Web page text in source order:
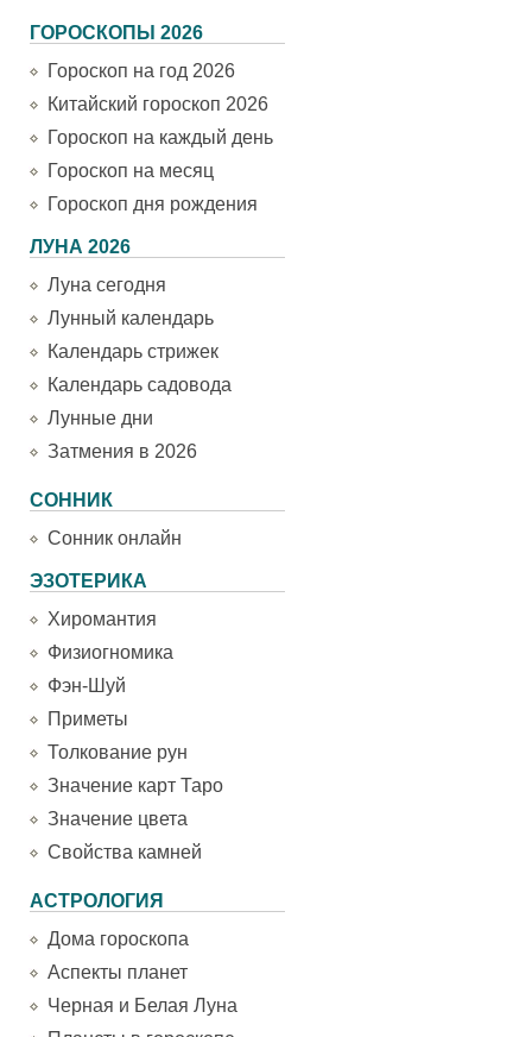
ГОРОСКОПЫ 2026
Гороскоп на год 2026
Китайский гороскоп 2026
Гороскоп на каждый день
Гороскоп на месяц
Гороскоп дня рождения
ЛУНА 2026
Луна сегодня
Лунный календарь
Календарь стрижек
Календарь садовода
Лунные дни
Затмения в 2026
СОННИК
Сонник онлайн
ЭЗОТЕРИКА
Хиромантия
Физиогномика
Фэн-Шуй
Приметы
Толкование рун
Значение карт Таро
Значение цвета
Свойства камней
АСТРОЛОГИЯ
Дома гороскопа
Аспекты планет
Черная и Белая Луна